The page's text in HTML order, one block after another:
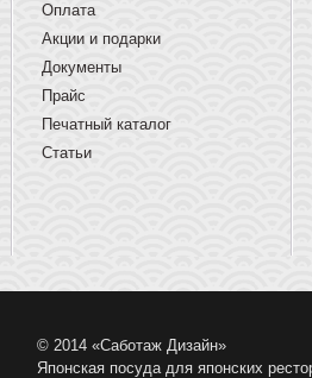
Оплата
Акции и подарки
Документы
Прайс
Печатный каталог
Статьи
© 2014 «Саботаж Дизайн»
Японская посуда для японских